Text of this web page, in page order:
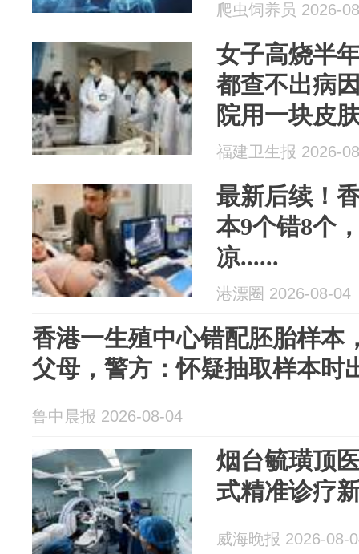
爬虫饲养员 2026-
女子高烧半
都查不出病
院用一块皮
福建卫生报 2026-
最新后续！
本9个错8个
凉......
港漂圈 2026-08-04
香港一生殖中心错配胚胎样本
父母，警方：怀疑抽取样本时
鲁中晨报 2026-08-04
烟台毓璜顶
式精准诊疗
威海晚报 2026-08-